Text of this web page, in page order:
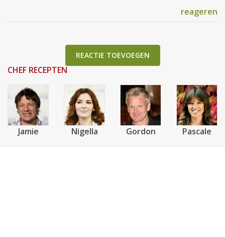
reageren
REACTIE TOEVOEGEN
CHEF RECEPTEN
Jamie Nigella Gordon Pascale